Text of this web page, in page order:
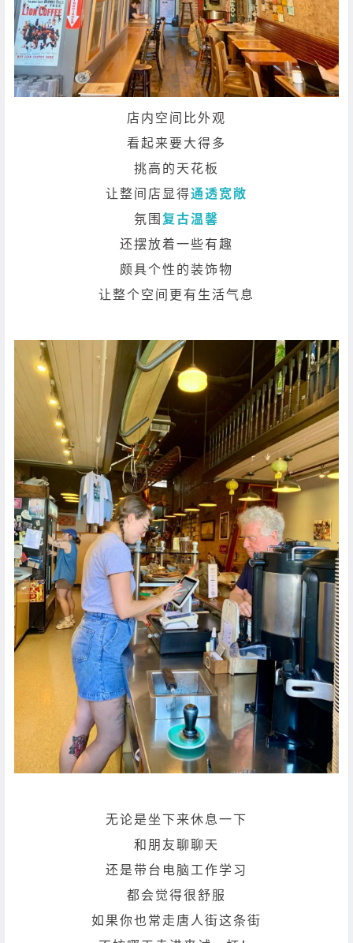
店内空间比外观
看起来要大得多
挑高的天花板
让整间店显得通透宽敞
氛围复古温馨
还摆放着一些有趣
颇具个性的装饰物
让整个空间更有生活气息
无论是坐下来休息一下
和朋友聊聊天
还是带台电脑工作学习
都会觉得很舒服
如果你也常走唐人街这条街